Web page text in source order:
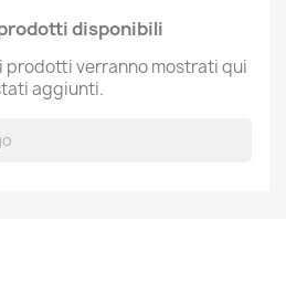
disponibili
prodotti verranno mostrati qui
aggiunti.